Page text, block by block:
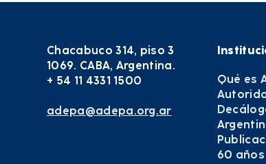
Chacabuco 314, piso 3
1069. CABA, Argentina.
+ 54 11 4331 1500
adepa@adepa.org.ar
Qué es
60